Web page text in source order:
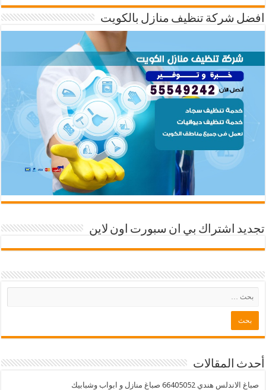
افضل شركة تنظيف منازل بالكويت
تجديد اشتراك بي ان سبورت اون لاين
أحدث المقالات
صباغ الاندلس هندي 66405052 صباغ منازل و ابواب وشبابيك